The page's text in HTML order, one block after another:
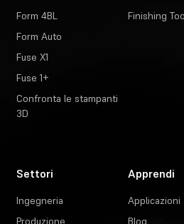
Form 4BL
Form Auto
Fuse X1
Fuse 1+
Confronta le stampanti
3D
Finishing
Settori
Ingegneria
Produzione
Apprendi
Applicazioni
Blog